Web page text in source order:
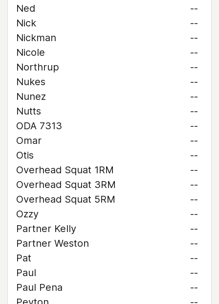
Ned
--
Nick
--
Nickman
--
Nicole
--
Northrup
--
Nukes
--
Nunez
--
Nutts
--
ODA 7313
--
Omar
--
Otis
--
Overhead Squat 1RM
--
Overhead Squat 3RM
--
Overhead Squat 5RM
--
Ozzy
--
Partner Kelly
--
Partner Weston
--
Pat
--
Paul
--
Paul Pena
--